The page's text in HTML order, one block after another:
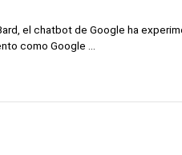
el chatbot de Google ha
como Google ...